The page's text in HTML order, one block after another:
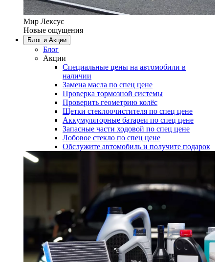
Мир Лексус
Новые ощущения
Блог и Акции
Блог
Акции
Специальные цены на автомобили в
наличии
Замена масла по спец цене
Проверка тормозной системы
Проверить геометрию колёс
Щетки стеклоочистителя по спец цене
Аккумуляторные батареи по спец цене
Запасные части ходовой по спец цене
Лобовое стекло по спец цене
Обслужите автомобиль и получите подарок